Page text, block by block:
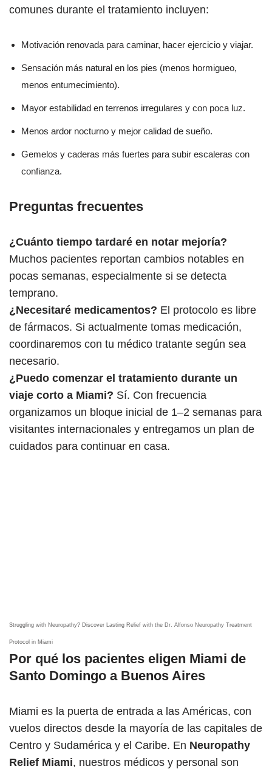
comunes durante el tratamiento incluyen:
Motivación renovada para caminar, hacer ejercicio y viajar.
Sensación más natural en los pies (menos hormigueo,
menos entumecimiento).
Mayor estabilidad en terrenos irregulares y con poca luz.
Menos ardor nocturno y mejor calidad de sueño.
Gemelos y caderas más fuertes para subir escaleras con
confianza.
Preguntas frecuentes
¿Cuánto tiempo tardaré en notar mejoría?
Muchos pacientes reportan cambios notables en
pocas semanas, especialmente si se detecta
temprano.
¿Necesitaré medicamentos? El protocolo es libre
de fármacos. Si actualmente tomas medicación,
coordinaremos con tu médico tratante según sea
necesario.
¿Puedo comenzar el tratamiento durante un
viaje corto a Miami? Sí. Con frecuencia
organizamos un bloque inicial de 1–2 semanas para
visitantes internacionales y entregamos un plan de
cuidados para continuar en casa.
Struggling with Neuropathy? Discover Lasting Relief with the Dr. Alfonso Neuropathy Treatment
Protocol in Miami
Por qué los pacientes eligen Miami de
Santo Domingo a Buenos Aires
Miami es la puerta de entrada a las Américas, con
vuelos directos desde la mayoría de las capitales de
Centro y Sudamérica y el Caribe. En Neuropathy
Relief Miami, nuestros médicos y personal son